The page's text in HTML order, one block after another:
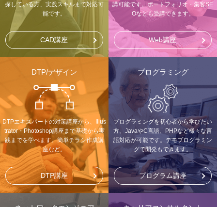
探している方、実践スキルまで対応可
能です。
CAD講座
講可能です。ポートフォリオ・集客SE
Oなども受講できます。
Web講座
DTP/デザイン
DTPエキスパートの対策講座から、Illus
trator・Photoshop講座まで基礎から実
践までを学べます。簡単チラシ作成講
座など。
DTP講座
プログラミング
プログラミングを初心者から学びたい
方、JavaやC言語、PHPなど様々な言
語対応が可能です。デモプログラミン
グで開発もできます。
プログラム講座